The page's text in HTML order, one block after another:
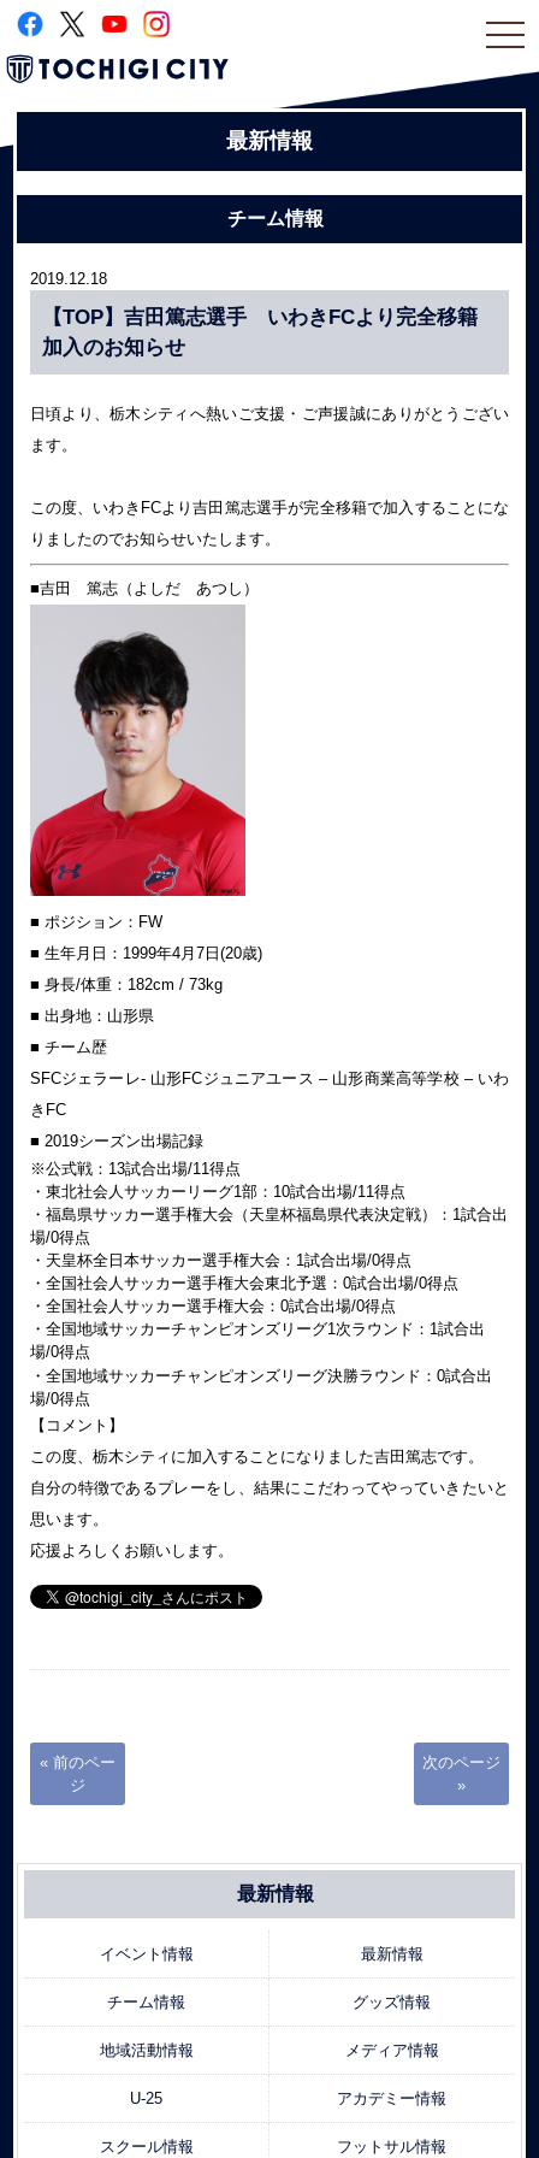
最新情報
チーム情報
2019.12.18
【TOP】吉田篤志選手 いわきFCより完全移籍
加入のお知らせ
日頃より、栃木シティへ熱いご支援・ご声援誠にありがとうござい
ます。
この度、いわきFCより吉田篤志選手が完全移籍で加入することにな
りましたのでお知らせいたします。
■吉田 篤志（よしだ あつし）
■ ポジション：FW
■ 生年月日：1999年4月7日(20歳)
■ 身長/体重：182cm / 73kg
■ 出身地：山形県
■ チーム歴
SFCジェラーレ- 山形FCジュニアユース – 山形商業高等学校 – いわ
きFC
■ 2019シーズン出場記録
※公式戦：13試合出場/11得点
・東北社会人サッカーリーグ1部：10試合出場/11得点
・福島県サッカー選手権大会（天皇杯福島県代表決定戦）：1試合出
場/0得点
・天皇杯全日本サッカー選手権大会：1試合出場/0得点
・全国社会人サッカー選手権大会東北予選：0試合出場/0得点
・全国社会人サッカー選手権大会：0試合出場/0得点
・全国地域サッカーチャンピオンズリーグ1次ラウンド：1試合出
場/0得点
・全国地域サッカーチャンピオンズリーグ決勝ラウンド：0試合出
場/0得点
【コメント】
この度、栃木シティに加入することになりました吉田篤志です。
自分の特徴であるプレーをし、結果にこだわってやっていきたいと
思います。
応援よろしくお願いします。
« 前のペー
ジ
次のページ
»
最新情報
イベント情報 最新情報
チーム情報 グッズ情報
地域活動情報 メディア情報
U-25 アカデミー情報
スクール情報 フットサル情報